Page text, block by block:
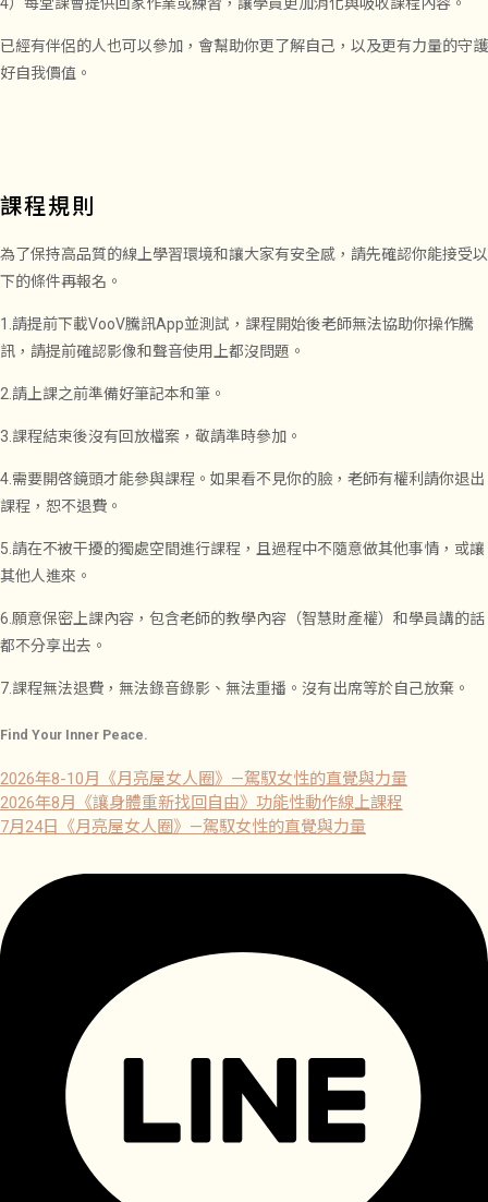
已經有伴侶的人也可以參加，會幫助你更了解自己，以及更有力量的守護
好自我價值。
課程規則
為了保持高品質的線上學習環境和讓大家有安全感，請先確認你能接受以
下的條件再報名。
1.請提前下載VooV騰訊App並測試，課程開始後老師無法協助你操作騰
訊，請提前確認影像和聲音使用上都沒問題。
2.請上課之前準備好筆記本和筆。
3.課程結束後沒有回放檔案，敬請準時參加。
4.需要開啓鏡頭才能參與課程。如果看不見你的臉，老師有權利請你退出
課程，恕不退費。
5.請在不被干擾的獨處空間進行課程，且過程中不隨意做其他事情，或讓
其他人進來。
6.願意保密上課內容，包含老師的教學內容（智慧財產權）和學員講的話
都不分享出去。
7.課程無法退費，無法錄音錄影、無法重播。沒有出席等於自己放棄。
Find Your Inner Peace.
2026年8-10月《月亮屋女人圈》—駕馭女性的直覺與力量
2026年8月《讓身體重新找回自由》功能性動作線上課程
7月24日《月亮屋女人圈》—駕馭女性的直覺與力量